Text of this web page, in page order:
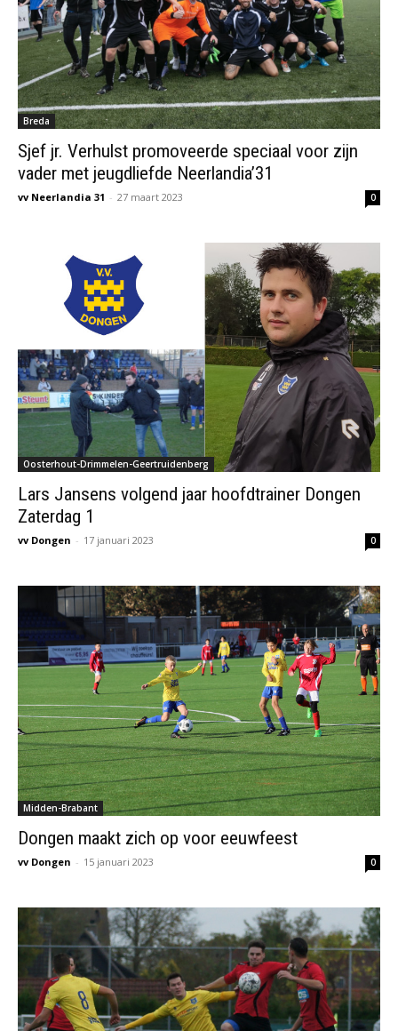
Breda
Sjef jr. Verhulst promoveerde speciaal voor zijn
vader met jeugdliefde Neerlandia’31
vv Neerlandia 31 - 27 maart 2023 0
Oosterhout-Drimmelen-Geertruidenberg
Lars Jansens volgend jaar hoofdtrainer Dongen
Zaterdag 1
vv Dongen - 17 januari 2023 0
Midden-Brabant
Dongen maakt zich op voor eeuwfeest
vv Dongen - 15 januari 2023 0